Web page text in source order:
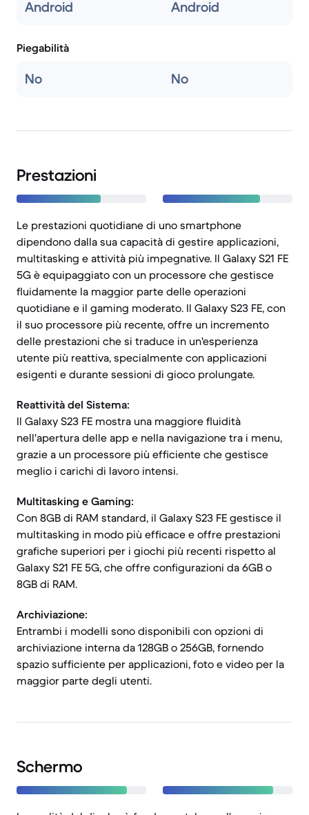
Android Android
Piegabilità
No No
Prestazioni
Le prestazioni quotidiane di uno smartphone
dipendono dalla sua capacità di gestire applicazioni,
multitasking e attività più impegnative. Il Galaxy S21 FE
5G è equipaggiato con un processore che gestisce
fluidamente la maggior parte delle operazioni
quotidiane e il gaming moderato. Il Galaxy S23 FE, con
il suo processore più recente, offre un incremento
delle prestazioni che si traduce in un'esperienza
utente più reattiva, specialmente con applicazioni
esigenti e durante sessioni di gioco prolungate.
Reattività del Sistema:
Il Galaxy S23 FE mostra una maggiore fluidità
nell'apertura delle app e nella navigazione tra i menu,
grazie a un processore più efficiente che gestisce
meglio i carichi di lavoro intensi.
Multitasking e Gaming:
Con 8GB di RAM standard, il Galaxy S23 FE gestisce il
multitasking in modo più efficace e offre prestazioni
grafiche superiori per i giochi più recenti rispetto al
Galaxy S21 FE 5G, che offre configurazioni da 6GB o
8GB di RAM.
Archiviazione:
Entrambi i modelli sono disponibili con opzioni di
archiviazione interna da 128GB o 256GB, fornendo
spazio sufficiente per applicazioni, foto e video per la
maggior parte degli utenti.
Schermo